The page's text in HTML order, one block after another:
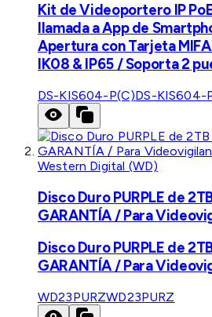
Kit de Videoportero IP
llamada a App de
Apertura con Tarjeta
IK08 & IP65 / Soporta 2
DS-KIS604-P(C)DS-KIS604-
Western Digital (WD)
Disco Duro PURPLE de
GARANTÍA / Para
Disco Duro PURPLE de
GARANTÍA / Para
WD23PURZWD23PURZ